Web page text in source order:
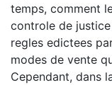
temps, comment
controle de
regles edictees
modes de vente
Cependant, dans